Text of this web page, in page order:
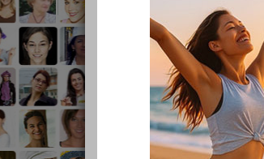
Les meilleures